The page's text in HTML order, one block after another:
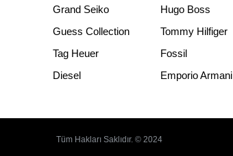
Grand Seiko
Hugo Boss
Guess Collection
Tommy Hilfiger
Tag Heuer
Fossil
Diesel
Emporio Armani
Tüm Hakları Saklıdır. © 2024